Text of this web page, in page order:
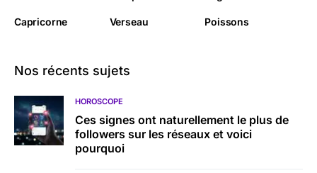
Capricorne Verseau Poissons
Nos récents sujets
HOROSCOPE
Ces signes ont naturellement le plus de
followers sur les réseaux et voici
pourquoi